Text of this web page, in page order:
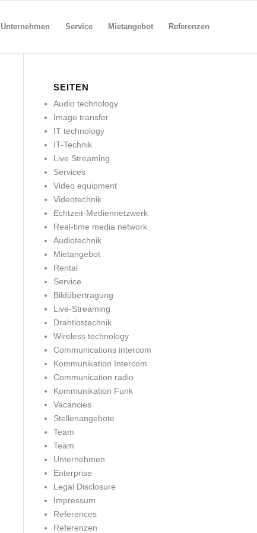
Unternehmen Service Mietangebot Referenzen
SEITEN
Audio technology
Image transfer
IT technology
IT-Technik
Live Streaming
Services
Video equipment
Videotechnik
Echtzeit-Mediennetzwerk
Real-time media network
Audiotechnik
Mietangebot
Rental
Service
Bildübertragung
Live-Streaming
Drahtlostechnik
Wireless technology
Communications intercom
Kommunikation Intercom
Communication radio
Kommunikation Funk
Vacancies
Stellenangebote
Team
Team
Unternehmen
Enterprise
Legal Disclosure
Impressum
References
Referenzen